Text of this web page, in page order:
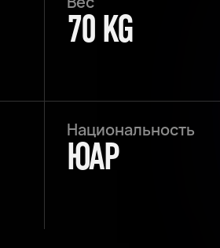
70 KG
Национальность
ЮАР